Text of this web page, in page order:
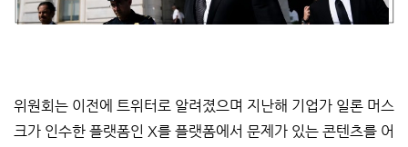
위원회는 이전에 트위터로 알려졌으며 지난해 기업가 일론 머스
크가 인수한 플랫폼인 X를 플랫폼에서 문제가 있는 콘텐츠를 어